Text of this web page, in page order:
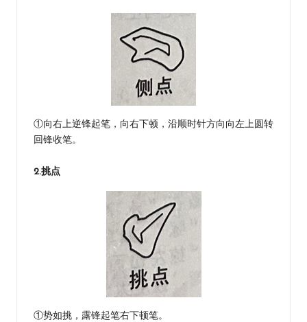
①向右上逆锋起笔，向右下顿，沿顺时针方向向左上圆转
回锋收笔。
2.挑点
①势如挑，露锋起笔右下顿笔。